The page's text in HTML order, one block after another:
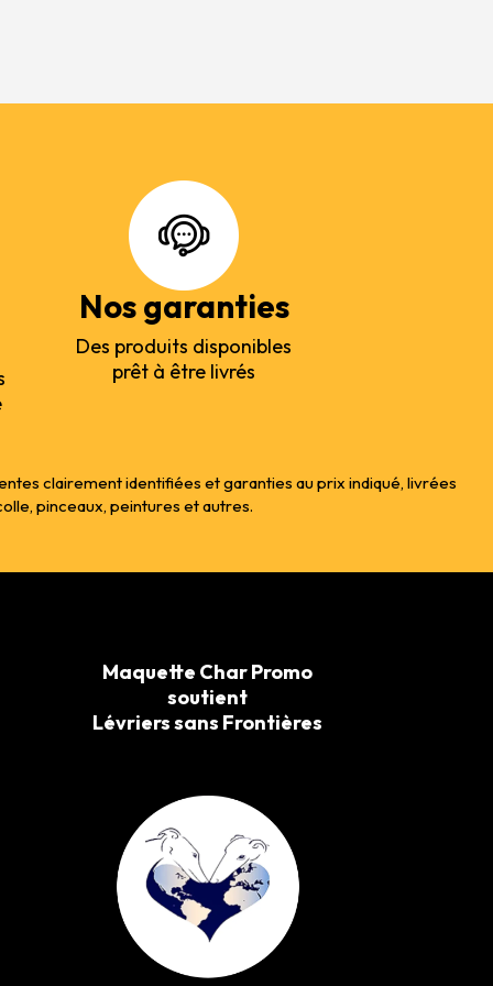
Nos garanties
Des produits disponibles
prêt à être livrés
clairement identifiées et garanties au prix indiqué, livrées
pinceaux, peintures et autres.
Maquette Char Promo
soutient
Lévriers sans Frontières